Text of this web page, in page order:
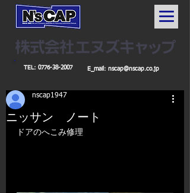
TEL: 0776-38-2007 E_mail: nscap@nscap.co.jp
ニッサン ノート
nscap1947
​​ドアのへこみ修理